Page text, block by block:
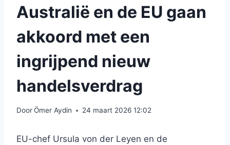
Australië en de EU gaan
akkoord met een
ingrijpend nieuw
handelsverdrag
DoorÖmer Aydin 24 maart 2026 12:02
EU-chef Ursula von der Leyen en de